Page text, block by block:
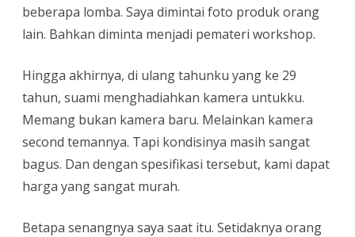
beberapa lomba. Saya dimintai foto produk orang
lain. Bahkan diminta menjadi pemateri workshop.
Hingga akhirnya, di ulang tahunku yang ke 29
tahun, suami menghadiahkan kamera untukku.
Memang bukan kamera baru. Melainkan kamera
second temannya. Tapi kondisinya masih sangat
bagus. Dan dengan spesifikasi tersebut, kami dapat
harga yang sangat murah.
Betapa senangnya saya saat itu. Setidaknya orang